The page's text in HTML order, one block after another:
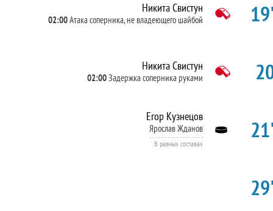
Никита Свистун
02:00Атака соперника, не владеющего шайбой
Никита Свистун
02:00Задержка соперника руками
Егор Кузнецов
Ярослав Жданов
В равных составах